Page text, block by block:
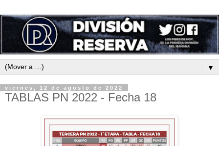
▼
viernes, 12 de agosto de 2022
TABLAS PN 2022 - Fecha 18